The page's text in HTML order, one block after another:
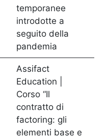
temporanee
introdotte a
seguito della
pandemia
Assifact
Education |
Corso “Il
contratto di
factoring: gli
elementi base e